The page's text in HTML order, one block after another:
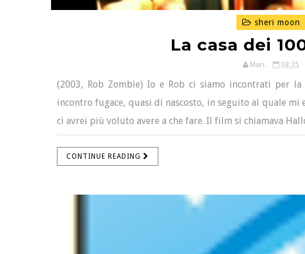
sheri moon
La casa dei
Mari. 08:35
(2003, Rob Zombie) Io e Rob ci siamo incontrati per
incontro fugace, quasi di nascosto, in seguito al quale mi
ci avrei più voluto avere a che fare. Il film si chiamava
CONTINUE READING